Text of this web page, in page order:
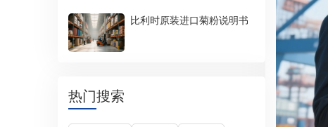
比利时原装进口菊粉说明书
热门搜索